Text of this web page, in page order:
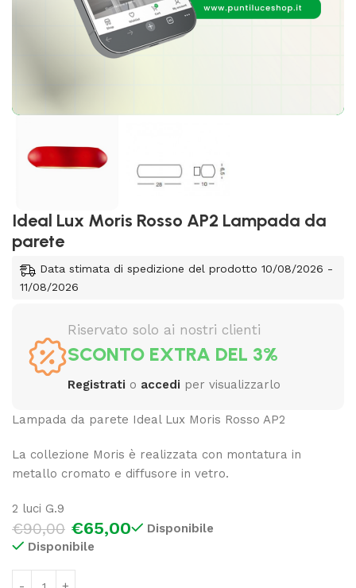
Ideal Lux Moris Rosso AP2 Lampada da
parete
Data stimata di spedizione del prodotto 10/08/2026 -
11/08/2026
Riservato solo ai nostri clienti
SCONTO EXTRA DEL 3%
Registrati o accedi per visualizzarlo
Lampada da parete Ideal Lux Moris Rosso AP2
La collezione Moris è realizzata con montatura in
metallo cromato e diffusore in vetro.
2 luci G.9
€90,00 €65,00
Disponibile
Disponibile